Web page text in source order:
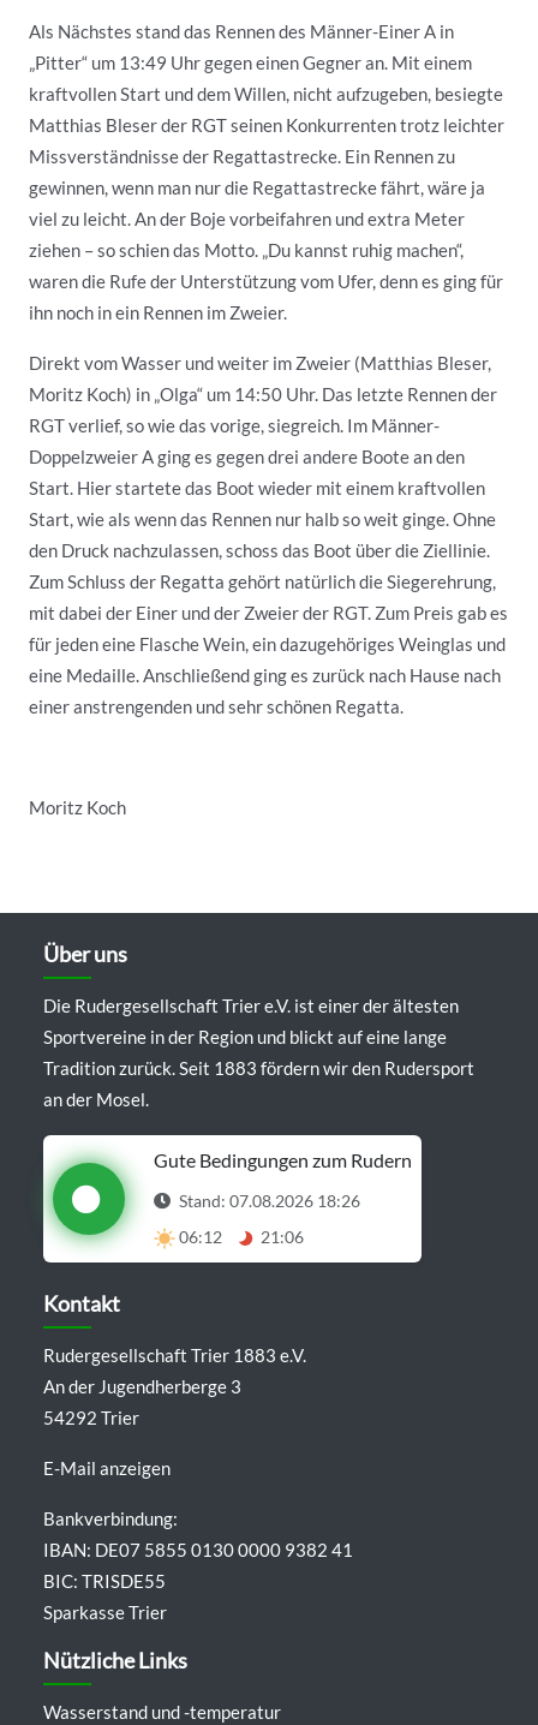
Als Nächstes stand das Rennen des Männer-Einer A in
„Pitter“ um 13:49 Uhr gegen einen Gegner an. Mit einem
kraftvollen Start und dem Willen, nicht aufzugeben, besiegte
Matthias Bleser der RGT seinen Konkurrenten trotz leichter
Missverständnisse der Regattastrecke. Ein Rennen zu
gewinnen, wenn man nur die Regattastrecke fährt, wäre ja
viel zu leicht. An der Boje vorbeifahren und extra Meter
ziehen – so schien das Motto. „Du kannst ruhig machen“,
waren die Rufe der Unterstützung vom Ufer, denn es ging für
ihn noch in ein Rennen im Zweier.
Direkt vom Wasser und weiter im Zweier (Matthias Bleser,
Moritz Koch) in „Olga“ um 14:50 Uhr. Das letzte Rennen der
RGT verlief, so wie das vorige, siegreich. Im Männer-
Doppelzweier A ging es gegen drei andere Boote an den
Start. Hier startete das Boot wieder mit einem kraftvollen
Start, wie als wenn das Rennen nur halb so weit ginge. Ohne
den Druck nachzulassen, schoss das Boot über die Ziellinie.
Zum Schluss der Regatta gehört natürlich die Siegerehrung,
mit dabei der Einer und der Zweier der RGT. Zum Preis gab es
für jeden eine Flasche Wein, ein dazugehöriges Weinglas und
eine Medaille. Anschließend ging es zurück nach Hause nach
einer anstrengenden und sehr schönen Regatta.
Moritz Koch
Über uns
Die Rudergesellschaft Trier e.V. ist einer der ältesten
Sportvereine in der Region und blickt auf eine lange
Tradition zurück. Seit 1883 fördern wir den Rudersport
an der Mosel.
Gute Bedingungen zum Rudern
Stand: 07.08.2026 18:26
06:12
21:06
Details anzeigen
Kontakt
Rudergesellschaft Trier 1883 e.V.
An der Jugendherberge 3
54292 Trier
E-Mail anzeigen
Bankverbindung:
IBAN: DE07 5855 0130 0000 9382 41
BIC: TRISDE55
Sparkasse Trier
Nützliche Links
Wasserstand und -temperatur